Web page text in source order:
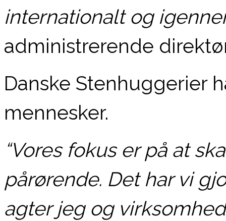
internationalt og
administrerende
Danske Stenhuggerier
mennesker.
“Vores fokus er på at
pårørende. Det har vi
agter jeg og